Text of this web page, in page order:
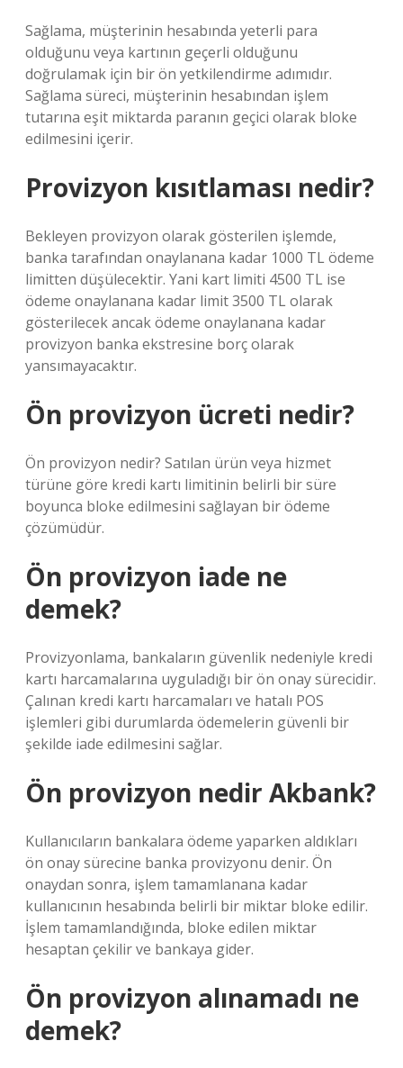
Sağlama, müşterinin hesabında yeterli para
olduğunu veya kartının geçerli olduğunu
doğrulamak için bir ön yetkilendirme adımıdır.
Sağlama süreci, müşterinin hesabından işlem
tutarına eşit miktarda paranın geçici olarak bloke
edilmesini içerir.
Provizyon kısıtlaması nedir?
Bekleyen provizyon olarak gösterilen işlemde,
banka tarafından onaylanana kadar 1000 TL ödeme
limitten düşülecektir. Yani kart limiti 4500 TL ise
ödeme onaylanana kadar limit 3500 TL olarak
gösterilecek ancak ödeme onaylanana kadar
provizyon banka ekstresine borç olarak
yansımayacaktır.
Ön provizyon ücreti nedir?
Ön provizyon nedir? Satılan ürün veya hizmet
türüne göre kredi kartı limitinin belirli bir süre
boyunca bloke edilmesini sağlayan bir ödeme
çözümüdür.
Ön provizyon iade ne
demek?
Provizyonlama, bankaların güvenlik nedeniyle kredi
kartı harcamalarına uyguladığı bir ön onay sürecidir.
Çalınan kredi kartı harcamaları ve hatalı POS
işlemleri gibi durumlarda ödemelerin güvenli bir
şekilde iade edilmesini sağlar.
Ön provizyon nedir Akbank?
Kullanıcıların bankalara ödeme yaparken aldıkları
ön onay sürecine banka provizyonu denir. Ön
onaydan sonra, işlem tamamlanana kadar
kullanıcının hesabında belirli bir miktar bloke edilir.
İşlem tamamlandığında, bloke edilen miktar
hesaptan çekilir ve bankaya gider.
Ön provizyon alınamadı ne
demek?